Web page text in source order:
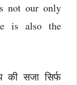
not our only
is also the
की सजा सिर्फ